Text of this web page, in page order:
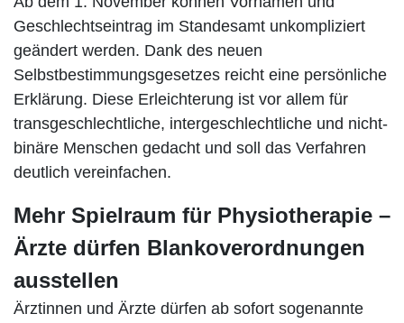
Geschlechtseintrag im Standesamt unkompliziert
geändert werden. Dank des neuen
Selbstbestimmungsgesetzes reicht eine persönliche
Erklärung. Diese Erleichterung ist vor allem für
transgeschlechtliche, intergeschlechtliche und nicht-
binäre Menschen gedacht und soll das Verfahren
deutlich vereinfachen.
Mehr Spielraum für Physiotherapie –
Ärzte dürfen Blankoverordnungen
ausstellen
Ärztinnen und Ärzte dürfen ab sofort sogenannte